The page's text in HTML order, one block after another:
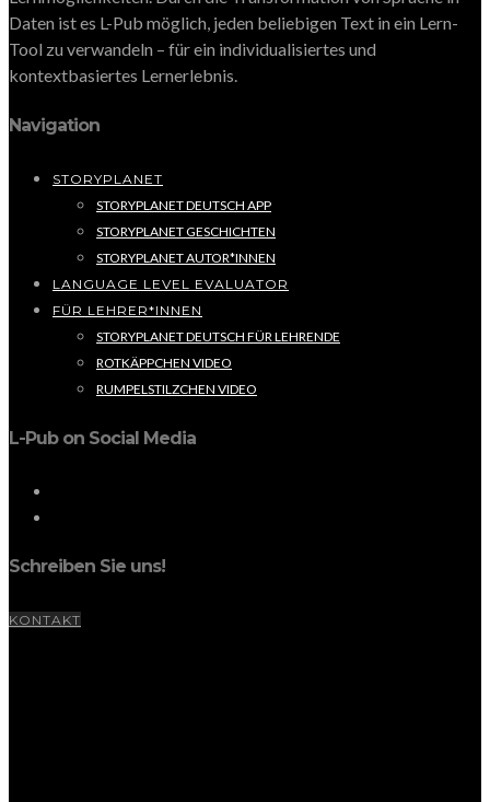
Daten ist es L-Pub möglich, jeden beliebigen Text in ein Lern-
Tool zu verwandeln – für ein individualisiertes und
kontextbasiertes Lernerlebnis.
Navigation
STORYPLANET
STORYPLANET DEUTSCH APP
STORYPLANET GESCHICHTEN
STORYPLANET AUTOR*INNEN
LANGUAGE LEVEL EVALUATOR
FÜR LEHRER*INNEN
STORYPLANET DEUTSCH FÜR LEHRENDE
ROTKÄPPCHEN VIDEO
RUMPELSTILZCHEN VIDEO
L-Pub on Social Media
Schreiben Sie uns!
KONTAKT